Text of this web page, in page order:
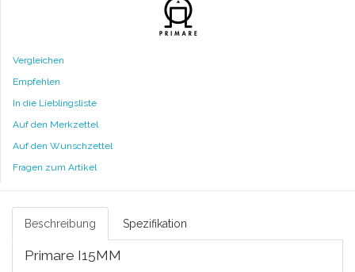
Vergleichen
Empfehlen
In die Lieblingsliste
Auf den Merkzettel
Auf den Wunschzettel
Fragen zum Artikel
Beschreibung Spezifikation
Primare I15MM